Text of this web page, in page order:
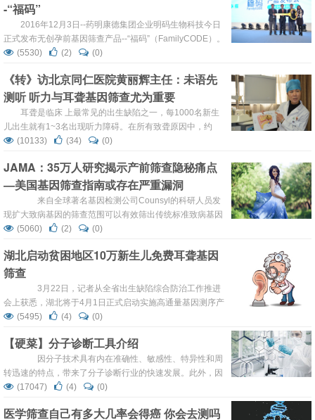
聋的发病情况及发病原因 耳聋是一种我们常见的残疾，由于
这种疾病直接影响到人日...
-“福码”
2016年12月3日--药明康德集团企业明码生物科技今日
正式发布无创孕前基因筛查产品--“福码”（FamilyCODE）。
“福码”旨在全面、快速、准确地帮助育龄人群了解自身是否
咨询，让所有夫妇拥有健康的宝宝和幸福的家庭。 中国是人
口大国，出生缺陷发生率约5.6%，每年新增出生缺陷人数
约90万例。作为一款针对育龄...
(5530) (2) (0)
《转》访北京同仁医院黄丽辉主任：未语先
测听 听力与耳聋基因筛查尤为重要
耳聋是临床 上最常见的出生缺陷之一，每1000名新生
儿出生就有1~3名出现听力障碍。在所有致聋原因中，约
60%的新生聋儿与遗传因素有关，而且导致障碍并不仅限于
升态势。 目前新生儿耳聋基因筛查在北京市已经普及，凡在
北京助产机构出生的新生儿，只要家长同意都可以免费进行
筛查。北京同仁医院作为北京市新筛项目的牵头单位，在项
目...
(10133) (34) (0)
JAMA：35万人研究揭示产前筛查隐秘痛点
—美国基因筛查指南或存在严重漏洞
来自全球著名基因检测公司Counsyl的科研人员发
现扩大致病基因的筛查范围可以有效筛出传统标准致病基因
筛查无法检出的大量疾病相关基因。 该研究的对应论文
列举大量证据证明基于美国妇产科学会，美国医学遗传学与
基因组学学会所提供基因筛查指南的传统致病基因筛查可能
会漏检大量与严重疾病发病密切相关的基因...
(5060) (2) (0)
湖北启动贫困地区10万新生儿免费耳聋基因
筛查
3月22日，记者从全省出生缺陷综合防治工作推进
会上获悉，湖北将于4月1日正式启动实施高通量基因测序产
前筛查工作，未来湖北将实现“无唐氏综合症”。 高通量
术，此项技术的应用对于落实预防出生缺陷的二级措施有着
重要的作用。湖北省新生儿疾病筛查中心副主任王维鹏介
绍，当前全面放开两孩的形势下，高龄产妇大幅增加，唐氏
综合征的发生...
(5495) (4) (0)
【硬菜】分子诊断工具介绍
因分子技术具有内在准确性、敏感性、特异性和周
转迅速的特点，带来了分子诊断行业的快速发展。此外，因
为分子诊断技术具有准确性、敏感性和特异性，实验室人员
领域来说是非常有用的，但同时该技术也可以检测到目标物
(17047) (4) (0)
医学筛查自己有多大几率会得癌 你会去测吗